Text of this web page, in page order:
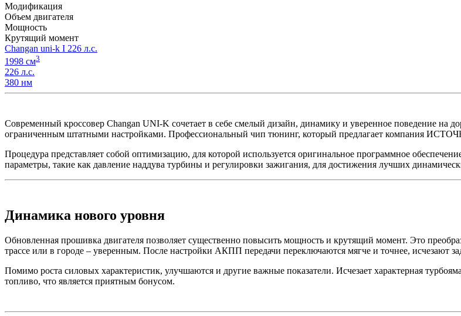
Модификация
Объем двигателя
Мощность
Крутящий момент
Changan uni-k I 226 л.с.
1998 см3
226 л.с.
380 нм
Современный кроссовер Changan UNI-K сочетает в себе смелый дизайн, динамику и уверенное поведение на
ограниченным штатными настройками. Профессиональный чип тюнинг, который предлагает компания
Процедура представляет собой оптимизацию, для которой используется оригинальное программное
параметры, такие как давление наддува турбины и регулировки зажигания, для достижения лучших
Динамика нового уровня
Обновленная прошивка двигателя позволяет существенно повысить мощность и крутящий момент. Это
трассе или в городе – уверенным. После настройки АКПП передачи переключаются мягче и точнее, исчезают
Помимо роста силовых характеристик, улучшаются и другие важные показатели. Исчезает характерная
топливо, что является приятным бонусом.